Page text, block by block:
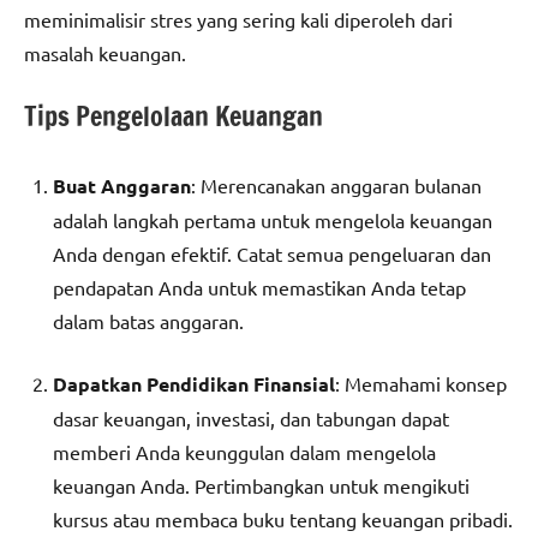
meminimalisir stres yang sering kali diperoleh dari
masalah keuangan.
Tips Pengelolaan Keuangan
Buat Anggaran: Merencanakan anggaran bulanan
adalah langkah pertama untuk mengelola keuangan
Anda dengan efektif. Catat semua pengeluaran dan
pendapatan Anda untuk memastikan Anda tetap
dalam batas anggaran.
Dapatkan Pendidikan Finansial: Memahami konsep
dasar keuangan, investasi, dan tabungan dapat
memberi Anda keunggulan dalam mengelola
keuangan Anda. Pertimbangkan untuk mengikuti
kursus atau membaca buku tentang keuangan pribadi.